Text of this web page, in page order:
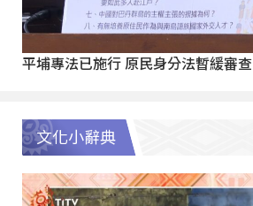
平埔專法已施行 原民身分法暫緩審查
文化小辭典